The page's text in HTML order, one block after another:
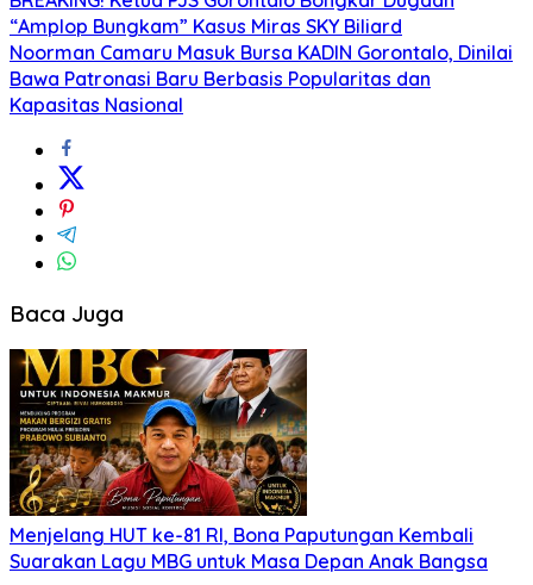
“Amplop Bungkam” Kasus Miras SKY Biliard
Noorman Camaru Masuk Bursa KADIN Gorontalo, Dinilai
Bawa Patronasi Baru Berbasis Popularitas dan
Kapasitas Nasional
Baca Juga
Menjelang HUT ke-81 RI, Bona Paputungan Kembali
Suarakan Lagu MBG untuk Masa Depan Anak Bangsa